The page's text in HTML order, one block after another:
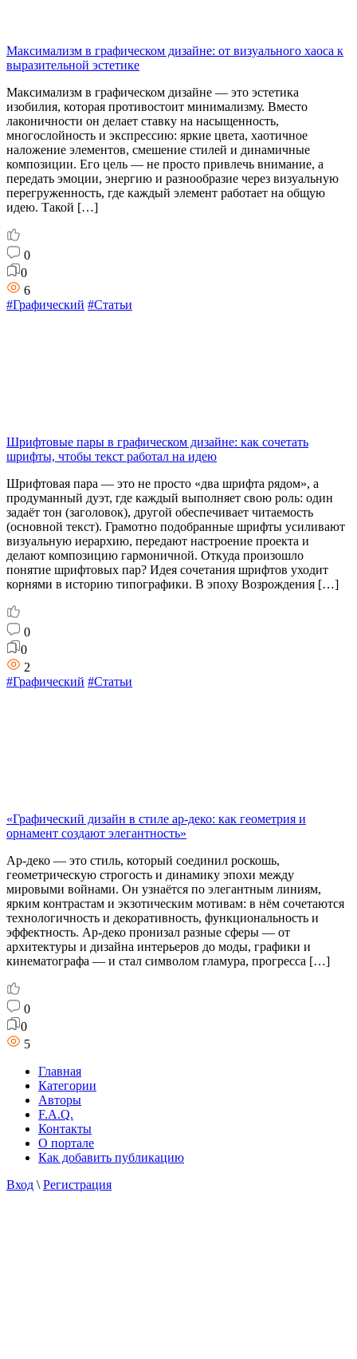
Максимализм в графическом дизайне: от визуального хаоса к
выразительной эстетике
Максимализм в графическом дизайне — это эстетика
изобилия, которая противостоит минимализму. Вместо
лаконичности он делает ставку на насыщенность,
многослойность и экспрессию: яркие цвета, хаотичное
наложение элементов, смешение стилей и динамичные
композиции. Его цель — не просто привлечь внимание, а
передать эмоции, энергию и разнообразие через визуальную
перегруженность, где каждый элемент работает на общую
идею. Такой […]
0
0
6
#Графический #Статьи
Шрифтовые пары в графическом дизайне: как сочетать
шрифты, чтобы текст работал на идею
Шрифтовая пара — это не просто «два шрифта рядом», а
продуманный дуэт, где каждый выполняет свою роль: один
задаёт тон (заголовок), другой обеспечивает читаемость
(основной текст). Грамотно подобранные шрифты усиливают
визуальную иерархию, передают настроение проекта и
делают композицию гармоничной. Откуда произошло
понятие шрифтовых пар? Идея сочетания шрифтов уходит
корнями в историю типографики. В эпоху Возрождения […]
0
0
2
#Графический #Статьи
«Графический дизайн в стиле ар-деко: как геометрия и
орнамент создают элегантность»
Ар-деко — это стиль, который соединил роскошь,
геометрическую строгость и динамику эпохи между
мировыми войнами. Он узнаётся по элегантным линиям,
ярким контрастам и экзотическим мотивам: в нём сочетаются
технологичность и декоративность, функциональность и
эффектность. Ар-деко пронизал разные сферы — от
архитектуры и дизайна интерьеров до моды, графики и
кинематографа — и стал символом гламура, прогресса […]
0
0
5
Главная
Категории
Авторы
F.A.Q.
Контакты
О портале
Как добавить публикацию
Вход \ Регистрация